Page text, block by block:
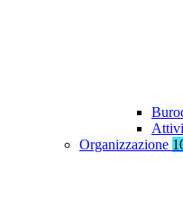
Organizzazione